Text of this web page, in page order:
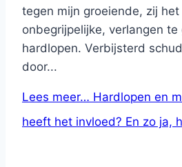
tegen mijn groeiende, zij het
onbegrijpelijke, verlangen te
hardlopen. Verbijsterd
door...
Lees meer… Hardlopen en
heeft het invloed? En zo ja,